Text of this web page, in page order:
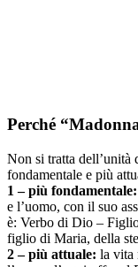
Perché
Non si tratta dell’unità
fondamentale e più
1 – più fondamentale:
e l’uomo, con il suo
è: Verbo di Dio –
figlio di Maria, della
2 – più attuale: la vita